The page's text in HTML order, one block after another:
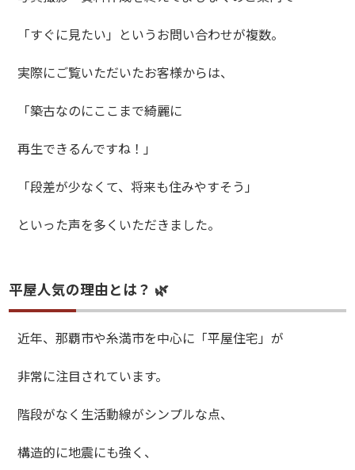
「すぐに見たい」というお問い合わせが複数。
実際にご覧いただいたお客様からは、
「築古なのにここまで綺麗に
再生できるんですね！」
「段差が少なくて、将来も住みやすそう」
といった声を多くいただきました。
平屋人気の理由とは？ 🌿
近年、那覇市や糸満市を中心に「平屋住宅」が
非常に注目されています。
階段がなく生活動線がシンプルな点、
構造的に地震にも強く、